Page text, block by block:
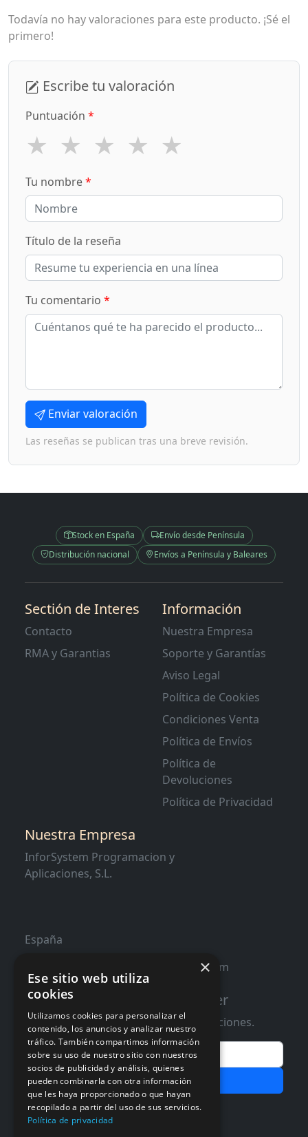
Todavía no hay valoraciones para este producto. ¡Sé el
primero!
Escribe tu valoración
Puntuación *
★ ★ ★ ★ ★
Tu nombre*
Título de la reseña
Tu comentario *
Enviar valoración
Las reseñas se publican tras una breve revisión.
Stock en España
Envío desde Península
Distribución nacional
Envíos a Península y Baleares
Sectión de Interes
Contacto
RMA y Garantias
Información
Nuestra Empresa
Soporte y Garantías
Aviso Legal
Política de Cookies
Condiciones Venta
Política de Envíos
Política de
Devoluciones
Política de Privacidad
Nuestra Empresa
InforSystem Programacion y
Aplicaciones, S.L.
España
contacto@distribucioninformatica.com
Suscribete a nuestro Newsletter
Te informaremos de ofertas y promociones.
Email
Subscribir
Aceptar Politica dePrivacidad
×
Ese sitio web utiliza
cookies
Utilizamos cookies para personalizar el
contenido, los anuncios y analizar nuestro
tráfico. También compartimos información
sobre su uso de nuestro sitio con nuestros
socios de publicidad y análisis, quienes
pueden combinarla con otra información
que les haya proporcionado o que hayan
recopilado a partir del uso de sus servicios.
Política de privacidad